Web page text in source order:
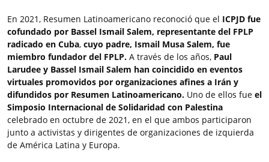
En 2021, Resumen Latinoamericano reconoció que el ICPJD fue
cofundado por Bassel Ismail Salem, representante del FPLP
radicado en Cuba, cuyo padre, Ismail Musa Salem, fue
miembro fundador del FPLP. A través de los años, Paul
Larudee y Bassel Ismail Salem han coincidido en eventos
virtuales promovidos por organizaciones afines a Irán y
difundidos por Resumen Latinoamericano. Uno de ellos fue el
Simposio Internacional de Solidaridad con Palestina
celebrado en octubre de 2021, en el que ambos participaron
junto a activistas y dirigentes de organizaciones de izquierda
de América Latina y Europa.